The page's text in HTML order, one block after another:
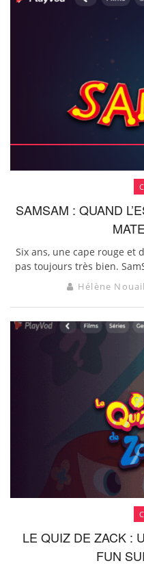
SAMSAM : QUAND
Six ans, une cape rouge et
pas toujours très bien.
Hélène
LE QUIZ DE ZACK :
FUN